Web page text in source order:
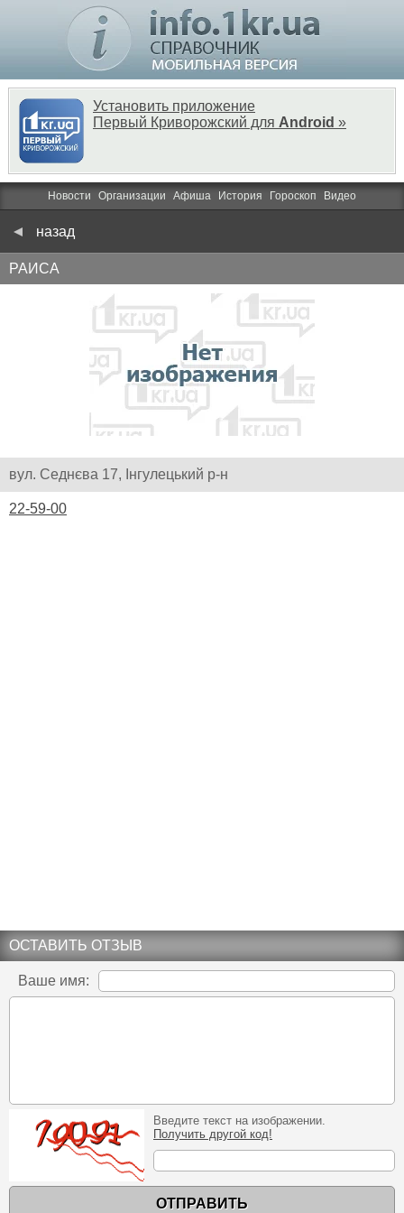
Установить приложение
Первый Криворожский для Android »
Новости Организации Афиша История Гороскоп Видео
назад
РАИСА
вул. Седнєва 17, Інгулецький р-н
22-59-00
ОСТАВИТЬ ОТЗЫВ
Ваше имя:
Введите текст на изображении.
Получить другой код!
ОТПРАВИТЬ